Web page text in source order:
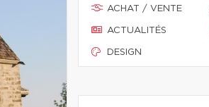
ACHAT / VENTE
ACTUALITÉS
DESIGN